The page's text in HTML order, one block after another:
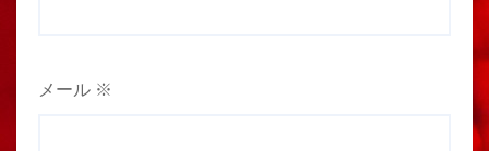
メール ※